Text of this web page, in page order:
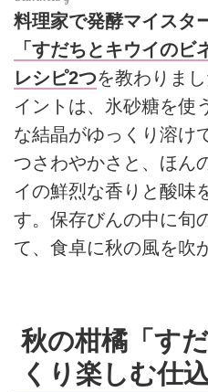
料理家で発酵マイスタ
「すだちとキウイの
レシピ2つを教わりま
イントは、氷砂糖を使
な結晶がゆっくり溶け
つさわやかさと、ほん
イの鮮烈な香りと酸味
す。保存びんの中に旬
て、食卓に秋の風を吹
秋の柑橘「す
くり楽しむ仕